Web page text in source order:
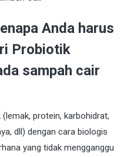
Anda harus
Probiotik
sampah cair
protein, karbohidrat,
dll) dengan cara biologis
yang tidak mengganggu